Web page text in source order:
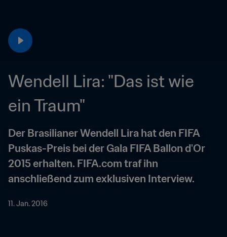
Wendell Lira: "Das ist wie
ein Traum"
Der Brasilianer Wendell Lira hat den FIFA
Puskas-Preis bei der Gala FIFA Ballon d'Or
2015 erhalten. FIFA.com traf ihn
anschließend zum exklusiven Interview.
11. Jan. 2016